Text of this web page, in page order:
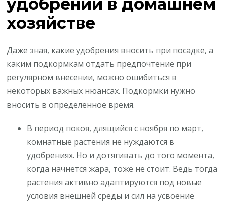
хозяйстве
Даже зная, какие удобрения вносить при посадке, а
каким подкормкам отдать предпочтение при
регулярном внесении, можно ошибиться в
некоторых важных нюансах. Подкормки нужно
вносить в определенное время.
В период покоя, длящийся с ноября по март,
комнатные растения не нуждаются в
удобрениях. Но и дотягивать до того момента,
когда начнется жара, тоже не стоит. Ведь тогда
растения активно адаптируются под новые
условия внешней среды и сил на усвоение